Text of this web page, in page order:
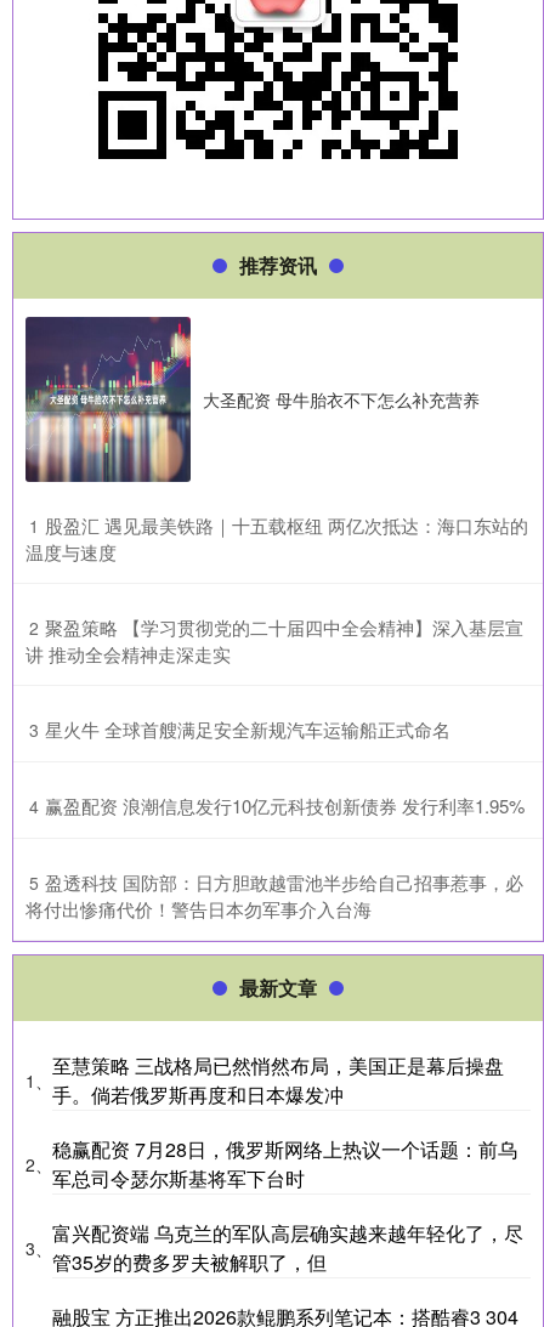
推荐资讯
大圣配资 母牛胎衣不下怎么补充营养
1 ​股盈汇 遇见最美铁路｜十五载枢纽 两亿次抵达：海口东站的
温度与速度
2 ​聚盈策略 【学习贯彻党的二十届四中全会精神】深入基层宣
讲 推动全会精神走深走实
3 ​星火牛 全球首艘满足安全新规汽车运输船正式命名
4 ​赢盈配资 浪潮信息发行10亿元科技创新债券 发行利率1.95%
5 ​盈透科技 国防部：日方胆敢越雷池半步给自己招事惹事，必
将付出惨痛代价！警告日本勿军事介入台海
最新文章
1、
至慧策略 三战格局已然悄然布局，美国正是幕后操盘
手。倘若俄罗斯再度和日本爆发冲
2、
稳赢配资 7月28日，俄罗斯网络上热议一个话题：前乌
军总司令瑟尔斯基将军下台时
3、
富兴配资端 乌克兰的军队高层确实越来越年轻化了，尽
管35岁的费多罗夫被解职了，但
融股宝 方正推出2026款鲲鹏系列笔记本：搭酷睿3 304